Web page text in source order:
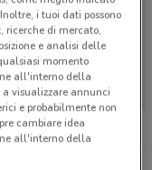
i tuoi dati possono
ricerche di mercato,
e analisi delle
momento
all'interno della
a visualizzare annunci
e probabilmente non
cambiare idea
all'interno della